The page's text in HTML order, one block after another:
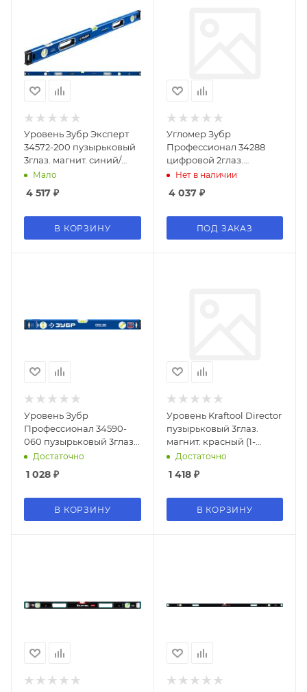
Уровень Зубр Эксперт
34572-200 пузырьковый
3глаз. магнит. синий/
черный
Мало
4 517 ₽
В КОРЗИНУ
Угломер Зубр
Профессионал 34288
цифровой 2глаз.
серебристый/черный
Нет в наличии
4 037₽
ПОД ЗАКАЗ
Уровень Зубр
Профессионал 34590-
060 пузырьковый 3глаз.
синий/черный
Достаточно
1 028 ₽
В КОРЗИНУ
Уровень Kraftool Director
пузырьковый 3глаз.
магнит. красный (1-
34863-022)
Достаточно
1 418₽
В КОРЗИНУ